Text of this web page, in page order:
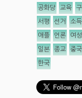
공화당 교육
서평 선거 소
애플 언론 여성
일본 종교 중국
한국